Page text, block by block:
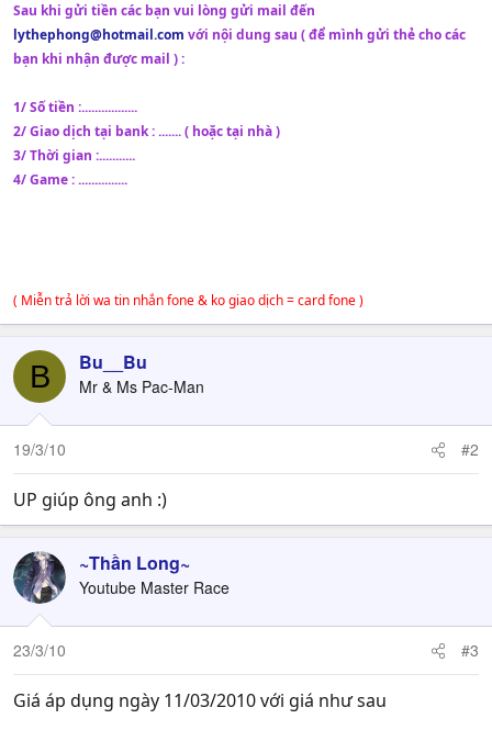
Sau khi gửi tiền các bạn vui lòng gửi mail đến
lythephong@hotmail.com với nội dung sau ( để mình gửi thẻ cho các
bạn khi nhận được mail ) :
1/ Số tiền :.................
2/ Giao dịch tại bank : ....... ( hoặc tại nhà )
3/ Thời gian :...........
4/ Game : ...............
( Miễn trả lời wa tin nhắn fone & ko giao dịch = card fone )
B Bu__Bu
Mr & Ms Pac-Man
19/3/10 #2
UP giúp ông anh :)
~Thần Long~
Youtube Master Race
23/3/10 #3
Giá áp dụng ngày 11/03/2010 với giá như sau